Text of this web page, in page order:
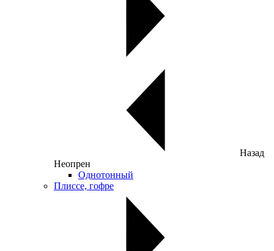
Назад
Неопрен
Однотонный
Плиссе, гофре